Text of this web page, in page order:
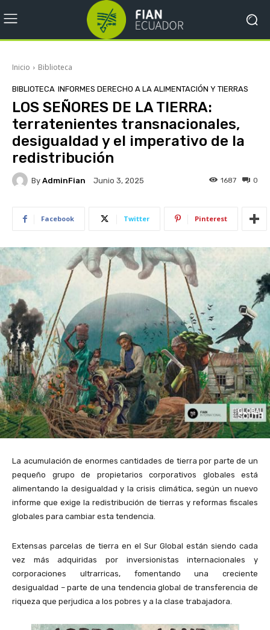
Inicio Biblioteca
BIBLIOTECA INFORMES DERECHO A LA ALIMENTACIÓN Y TIERRAS
LOS SEÑORES DE LA TIERRA:
terratenientes transnacionales,
desigualdad y el imperativo de la
redistribución
By AdminFian Junio 3, 2025 0
1687
Facebook Twitter Pinterest
La acumulación de enormes cantidades de tierra por parte de un
pequeño grupo de propietarios corporativos globales está
alimentando la desigualdad y la crisis climática, según un nuevo
informe que exige la redistribución de tierras y reformas fiscales
globales para cambiar esta tendencia.
Extensas parcelas de tierra en el Sur Global están siendo cada
vez más adquiridas por inversionistas internacionales y
corporaciones ultrarricas, fomentando una creciente
desigualdad – parte de una tendencia global de transferencia de
riqueza que perjudica a los pobres y a la clase trabajadora.